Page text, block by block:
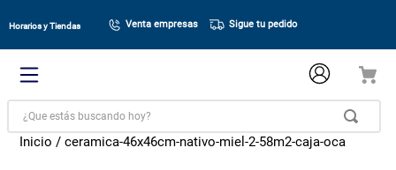
Horarios y Tiendas Venta empresas Sigue tu pedido
¿Que estás buscando hoy?
ceramica-46x46cm-nativo-miel-2-58m2-caja-oca